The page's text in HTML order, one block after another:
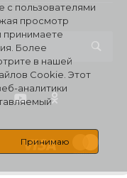
с пользователями
просмотр
принимаете
Более
в нашей
Cookie. Этот
аналитики
Принимаю